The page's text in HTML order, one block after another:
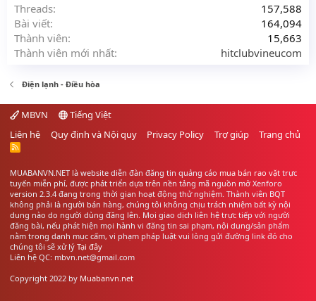
Threads
157,588
Bài viết
164,094
Thành viên
15,663
Thành viên mới nhất
hitclubvineucom
Điện lạnh - Điều hòa
MBVN
Tiếng Việt
Liên hệ
Quy định và Nội quy Privacy Policy Trợ giúp Trang chủ
R
MUABANVN.NET là website diễn đàn đăng tin quảng cáo mua bán rao vặt trực
tuyến miễn phí, được phát triển dựa trên nền tảng mã nguồn mở Xenforo
version 2.3.4 đang trong thời gian hoạt động thử nghiệm. Thành viên BQT
không phải là người bán hàng, chúng tôi không chịu trách nhiệm bất kỳ nội
dung nào do người dùng đăng lên. Mọi giao dịch liên hệ trực tiếp với người
đăng bài, nếu phát hiện mọi hành vi đăng tin sai phạm, nội dung/sản phẩm
nằm trong danh mục cấm, vi phạm pháp luật vui lòng gửi đường link đó cho
chúng tôi sẽ xử lý Tại đây
Liên hệ QC: mbvn.net@gmail.com
Copyright 2022 by Muabanvn.net